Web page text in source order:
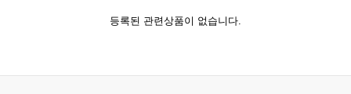
등록된 관련상품이 없습니다.